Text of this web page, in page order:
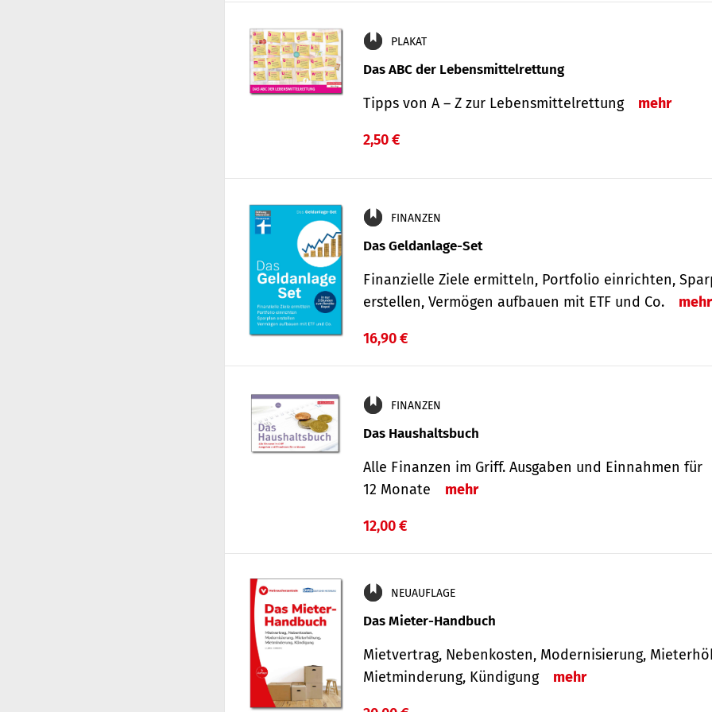
PLAKAT
Das ABC der Lebensmittelrettung
Tipps von A – Z zur Lebensmittelrettung mehr
2,50 €
FINANZEN
Das Geldanlage-Set
Finanzielle Ziele ermitteln, Portfolio einrichten,
erstellen, Vermögen aufbauen mit ETF und Co.
mehr
16,90 €
FINANZEN
Das Haushaltsbuch
Alle Finanzen im Griff. Aus­gaben und Ein­nahmen für
12 Monate
mehr
12,00 €
NEUAUFLAGE
Das Mieter-Handbuch
Mietvertrag, Nebenkosten, Modernisierung,
Mietminderung, Kündigung
mehr